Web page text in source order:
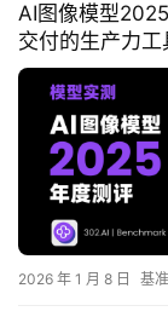
3
门
指
AI图像模型
交付的生产力
2026 年 1 月 8 日 基